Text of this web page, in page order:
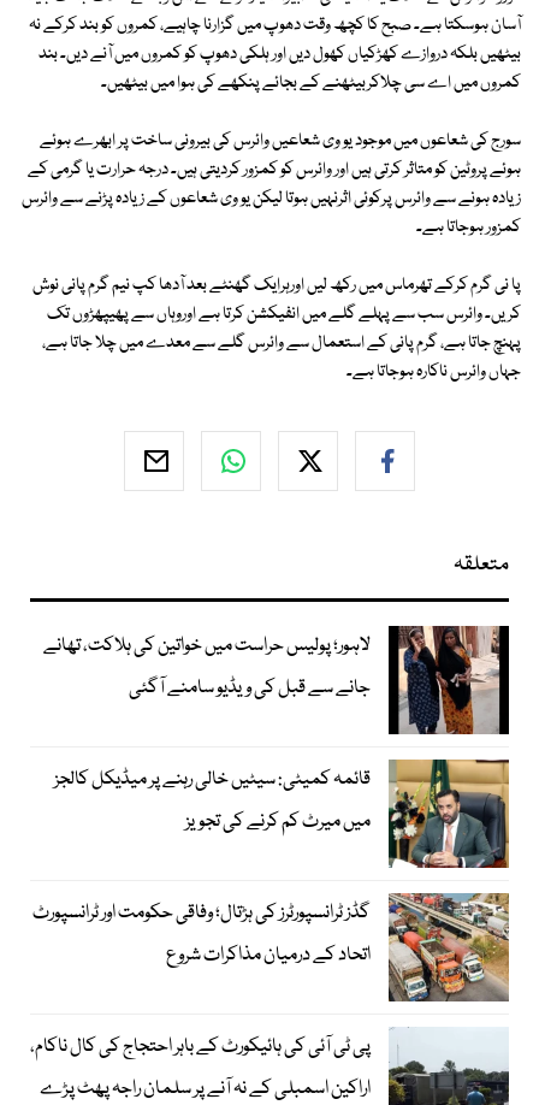
آسان ہوسکتا ہے۔ صبح کا کچھ وقت دھوپ میں گزارنا چاہیے، کمروں کو بند کرکے نہ
بیٹھیں بلکہ دروازے کھڑکیاں کھول دیں اور ہلکی دھوپ کو کمروں میں آنے دیں۔ بند
کمروں میں اے سی چلاکربیٹھنے کے بجائے پنکھے کی ہوا میں بیٹھیں۔
سورج کی شعاعوں میں موجود یو وی شعاعیں وائرس کی بیرونی ساخت پر ابھرے ہوئے
ہوئے پروٹین کو متاثر کرتی ہیں اور وائرس کو کمزور کردیتی ہیں۔ درجہ حرارت یا گرمی کے
زیادہ ہونے سے وائرس پرکوئی اثرنہیں ہوتا لیکن یو وی شعاعوں کے زیادہ پڑنے سے وائرس
کمزور ہوجاتا ہے۔
پا نی گرم کرکے تھرماس میں رکھ لیں اورہرایک گھنٹے بعد آدھا کپ نیم گرم پانی نوش
کریں۔ وائرس سب سے پہلے گلے میں انفیکشن کرتا ہے اوروہاں سے پھیپھڑوں تک
پہنچ جاتا ہے، گرم پانی کے استعمال سے وائرس گلے سے معدے میں چلا جاتا ہے،
جہاں وائرس ناکارہ ہوجاتا ہے۔
متعلقہ
لاہور؛ پولیس حراست میں خواتین کی ہلاکت، تھانے
جانے سے قبل کی ویڈیو سامنے آگئی
قائمہ کمیٹی: سیٹیں خالی رہنے پر میڈیکل کالجز
میں میرٹ کم کرنے کی تجویز
گڈز ٹرانسپورٹرز کی ہڑتال؛ وفاقی حکومت اور ٹرانسپورٹ
اتحاد کے درمیان مذاکرات شروع
پی ٹی آئی کی ہائیکورٹ کے باہر احتجاج کی کال ناکام،
اراکین اسمبلی کے نہ آنے پر سلمان راجہ پھٹ پڑے